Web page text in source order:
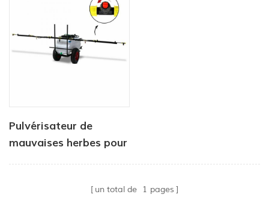
Pulvérisateur de
mauvaises herbes pour
un total de 1 pages